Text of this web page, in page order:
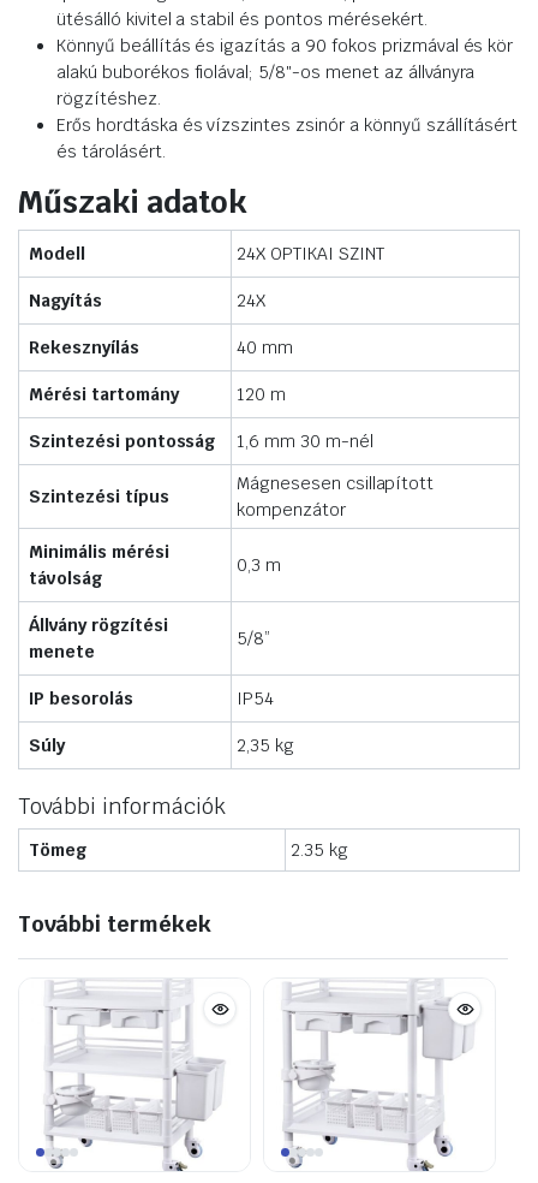
ütésálló kivitel a stabil és pontos mérésekért.
Könnyű beállítás és igazítás a 90 fokos prizmával és kör
alakú buborékos fiolával; 5/8″-os menet az állványra
rögzítéshez.
Erős hordtáska és vízszintes zsinór a könnyű szállításért
és tárolásért.
Műszaki adatok
Modell 24X OPTIKAI SZINT
Nagyítás 24X
Rekesznyílás 40 mm
Mérési tartomány 120 m
Szintezési pontosság 1,6 mm 30 m-nél
Szintezési típus
Mágnesesen csillapított
kompenzátor
Minimális mérési
távolság
0,3 m
Állvány rögzítési
menete
5/8”
IP besorolás IP54
Súly 2,35 kg
További információk
Tömeg 2.35 kg
További termékek